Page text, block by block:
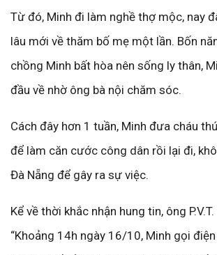
Từ đó, Minh đi làm nghề thợ mộc, nay
lâu mới về thăm bố mẹ một lần. Bốn
chồng Minh bất hòa nên sống ly thân,
đầu về nhờ ông bà nội chăm sóc.
Cách đây hơn 1 tuần, Minh đưa cháu
để làm căn cước công dân rồi lại đi,
Đà Nẵng để gây ra sự việc.
Kể về thời khắc nhận hung tin, ông
“Khoảng 14h ngày 16/10, Minh gọi